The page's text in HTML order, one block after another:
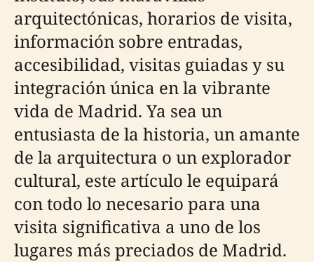
arquitectónicas, horarios de visita,
información sobre entradas,
accesibilidad, visitas guiadas y su
integración única en la vibrante
vida de Madrid. Ya sea un
entusiasta de la historia, un amante
de la arquitectura o un explorador
cultural, este artículo le equipará
con todo lo necesario para una
visita significativa a uno de los
lugares más preciados de Madrid.